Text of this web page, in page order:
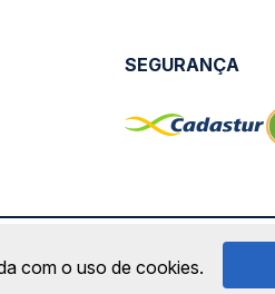
SEGURANÇA
0001-57 |
com o uso de cookies.